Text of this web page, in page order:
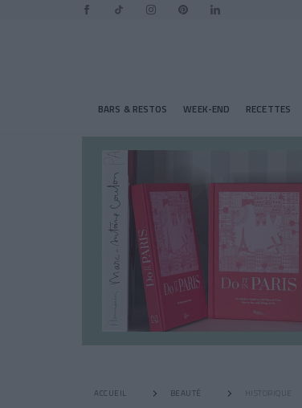
BARS & RESTOS WEEK-END RECETTES
ACCUEIL BEAUTÉ HISTORIQUE